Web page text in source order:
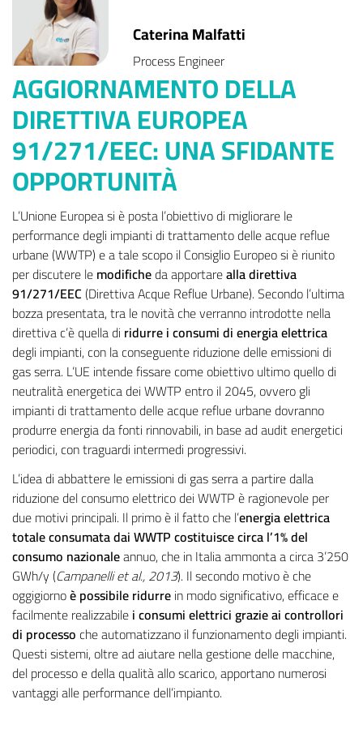
Caterina Malfatti
Process Engineer
AGGIORNAMENTO DELLA
DIRETTIVA EUROPEA
91/271/EEC: UNA SFIDANTE
OPPORTUNITÀ
L’Unione Europea si è posta l’obiettivo di migliorare le
performance degli impianti di trattamento delle acque reflue
urbane (WWTP) e a tale scopo il Consiglio Europeo si è riunito
per discutere lemodificheda apportarealla direttiva
91/271/EEC (Direttiva Acque Reflue Urbane). Secondo l’ultima
bozza presentata, tra le novità che verranno introdotte nella
direttiva c’è quella di ridurre i consumi di energia elettrica
degli impianti, con la conseguente riduzione delle emissioni di
gas serra. L’UE intende fissare come obiettivo ultimo quello di
neutralità energetica dei WWTP entro il 2045, ovvero gli
impianti di trattamento delle acque reflue urbane dovranno
produrre energia da fonti rinnovabili, in base ad audit energetici
periodici, con traguardi intermedi progressivi.
L’idea di abbattere le emissioni di gas serra a partire dalla
riduzione del consumo elettrico dei WWTP è ragionevole per
due motivi principali. Il primo è il fatto che l’energia elettrica
totale consumata dai WWTP costituisce circa l’1% del
consumo nazionaleannuo, che in Italia ammonta a circa 3’250
GWh/y (Campanelli et al., 2013). Il secondo motivo è che
oggigiornoè possibile ridurrein modo significativo, efficace e
facilmente realizzabilei consumi elettrici grazie ai controllori
di processo che automatizzano il funzionamento degli impianti.
Questi sistemi, oltre ad aiutare nella gestione delle macchine,
del processo e della qualità allo scarico, apportano numerosi
vantaggi alle performance dell’impianto.